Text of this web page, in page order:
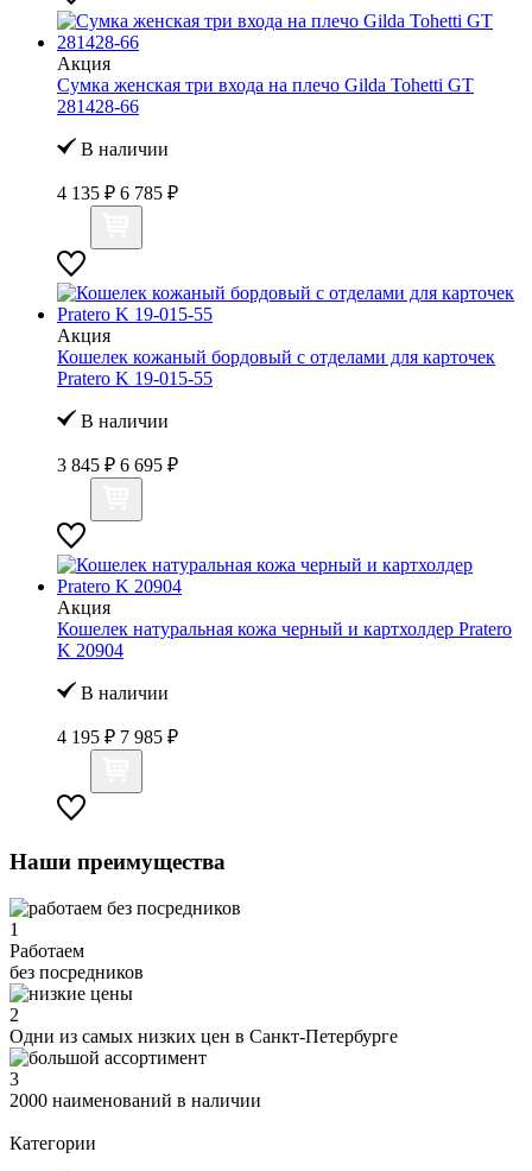
Акция
Сумка женская три входа на плечо Gilda Tohetti GT
281428-66
В наличии
4 135 ₽ 6 785 ₽
Акция
Кошелек кожаный бордовый с отделами для карточек
Pratero K 19-015-55
В наличии
3 845 ₽ 6 695 ₽
Акция
Кошелек натуральная кожа черный и картхолдер Pratero
K 20904
В наличии
4 195 ₽ 7 985 ₽
Наши преимущества
1
Работаем
без посредников
2
Одни из самых низких цен в Санкт-Петербурге
3
2000 наименований в наличии
Категории